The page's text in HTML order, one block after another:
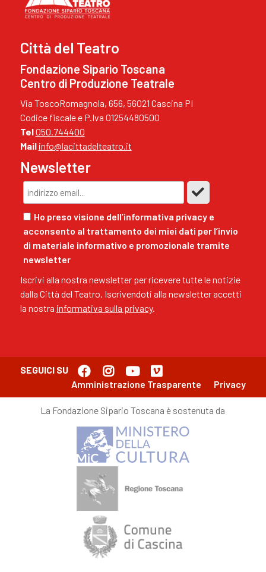
Città del Teatro
Fondazione Sipario Toscana
Centro di Produzione Teatrale
Via ToscoRomagnola, 656, 56021 Cascina PI
Codice fiscale e P.Iva 01254480500
Tel050.744400
Mail info@lacittadelteatro.it
Newsletter
Ho preso visione dell’informativa privacy e
acconsento al trattamento dei miei dati per l’invio
di materiale informativo e promozionale tramite
newsletter
Iscrivi alla nostra newsletter per ricevere tutte le notizie
dalla Città del Teatro. Iscrivendoti alla newsletter accetti
la nostra informativa sulla privacy.
SEGUICI SU
Amministrazione Trasparente
Privacy
La Fondazione Sipario Toscana è sostenuta da